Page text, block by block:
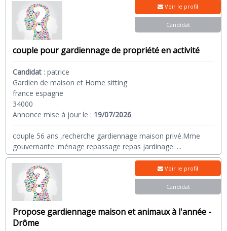
couple pour gardiennage de propriété en activité
Candidat :patrice
Gardien de maison et Home sitting
france espagne
34000
Annonce mise à jour le : 19/07/2026
couple 56 ans ,recherche gardiennage maison privé.Mme
gouvernante :ménage repassage repas jardinage. ...
Voir le profil
Candidat
Propose gardiennage maison et animaux à l'année -
Drôme
Voir le profil
Candidat